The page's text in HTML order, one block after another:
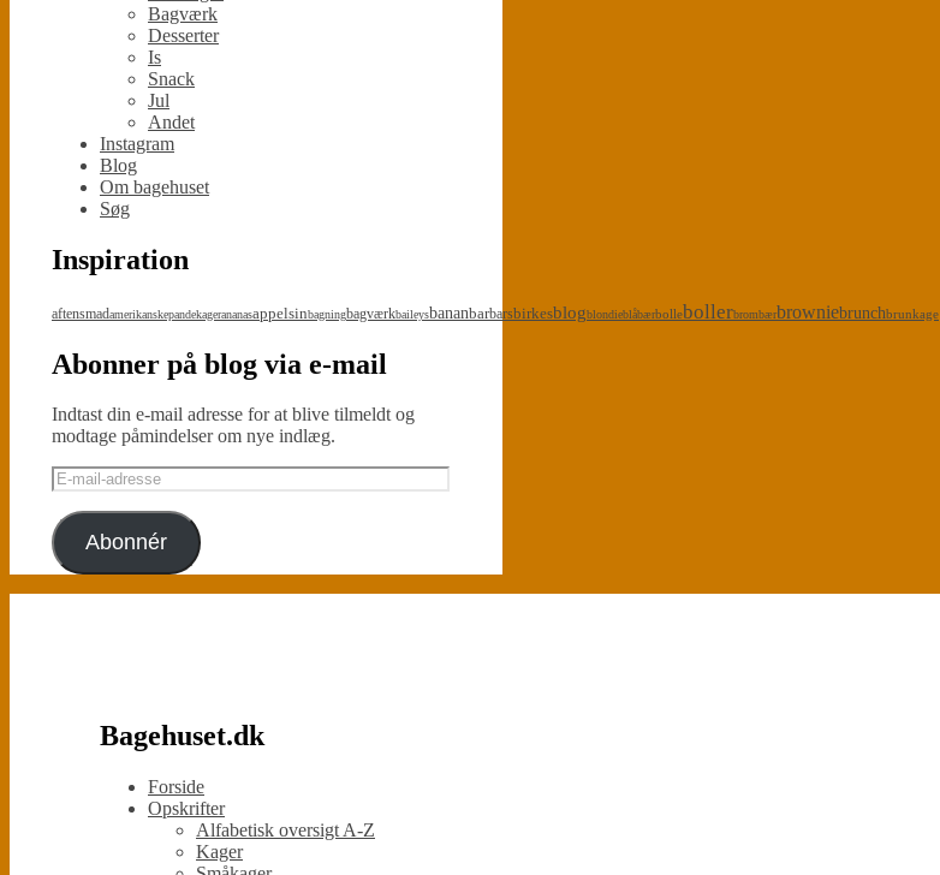
Bagværk
Desserter
Is
Snack
Jul
Andet
Instagram
Blog
Om bagehuset
Søg
Inspiration
aftensmadamerikanskepandekagerananasappelsinbagningbagværkbaileysbananbarbarsbirkesblogblondieblåbærbollebollerbrombærbrowniebrunchbrunkage
Abonner på blog via e-mail
Indtast din e-mail adresse for at blive tilmeldt og
modtage påmindelser om nye indlæg.
E-
mail-
adresse
Abonnér
Bagehuset.dk
Forside
Opskrifter
Alfabetisk oversigt A-Z
Kager